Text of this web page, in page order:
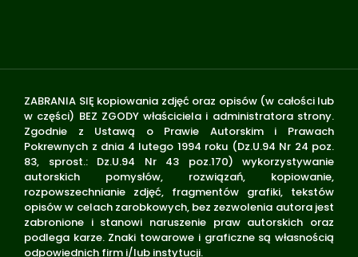
ZABRANIA SIĘ kopiowania zdjęć oraz opisów (w całości lub
w części) BEZ ZGODY właściciela i administratora strony.
Zgodnie z Ustawą o Prawie Autorskim i Prawach
Pokrewnych z dnia 4 lutego 1994 roku (Dz.U.94 Nr 24 poz.
83, sprost.: Dz.U.94 Nr 43 poz.170) wykorzystywanie
autorskich pomysłów, rozwiązań, kopiowanie,
rozpowszechnianie zdjęć, fragmentów grafiki, tekstów
opisów w celach zarobkowych, bez zezwolenia autora jest
zabronione i stanowi naruszenie praw autorskich oraz
podlega karze. Znaki towarowe i graficzne są własnością
odpowiednich firm i/lub instytucji.